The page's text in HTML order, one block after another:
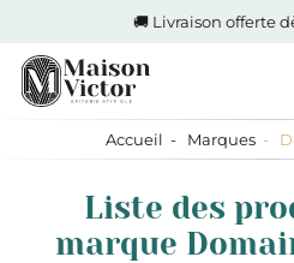
🚚 Livraison offerte
Accueil Marques
Liste des
marque